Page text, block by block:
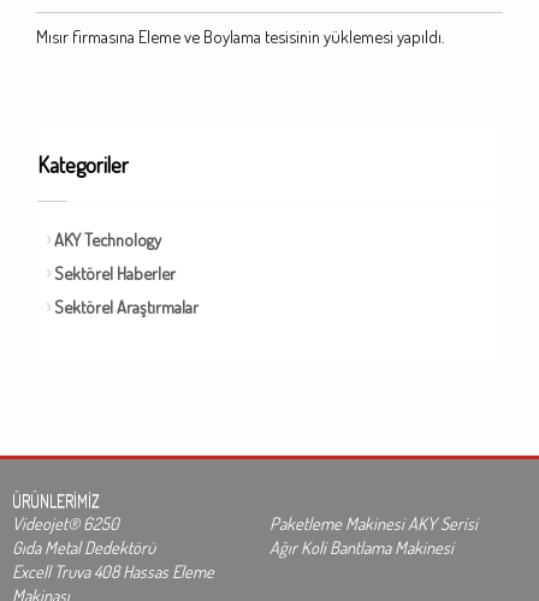
Mısır firmasına Eleme ve Boylama tesisinin yüklemesi yapıldı.
Kategoriler
AKY Technology
Sektörel Haberler
Sektörel Araştırmalar
ÜRÜNLERİMİZ
Videojet® 6250
Paketleme Makinesi AKY Serisi
Gıda Metal Dedektörü
Ağır Koli Bantlama Makinesi
Excell Truva 408 Hassas Eleme
Makinası